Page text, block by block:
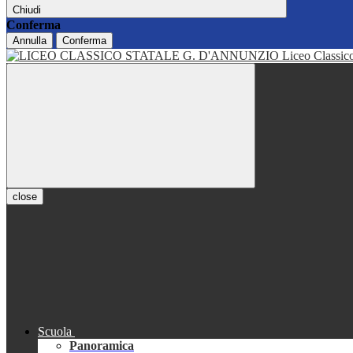
Chiudi
Conferma
Annulla Conferma
Liceo
close
Scuola
Panoramica